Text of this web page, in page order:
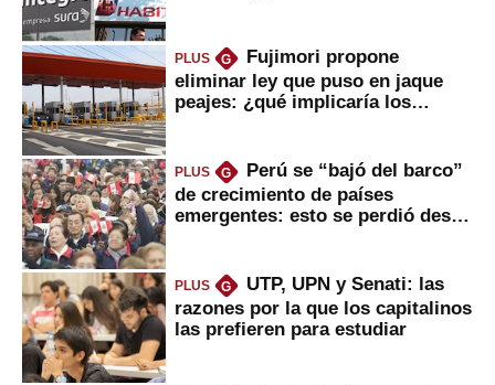
PLUS G
Fujimori propone
eliminar ley que puso en jaque
peajes: ¿qué implicaría los
PLUS G
Perú se “bajó del barco”
de crecimiento de países
emergentes: esto se perdió desde
PLUS G
UTP, UPN y Senati: las
razones por la que los capitalinos
las prefieren para estudiar